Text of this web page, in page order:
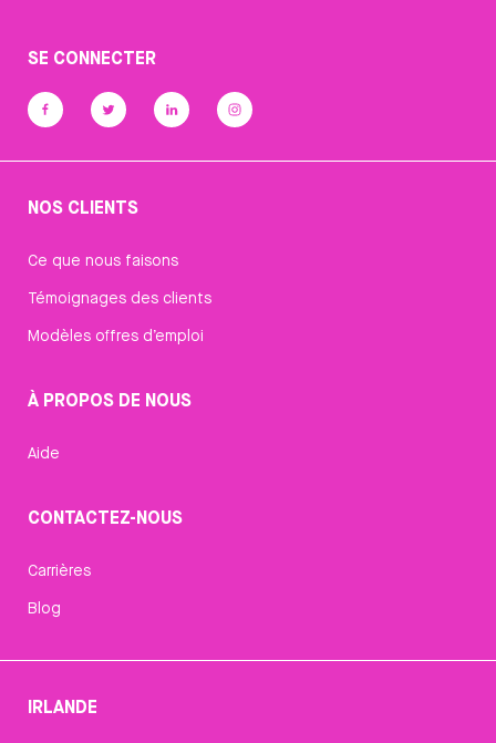
SE CONNECTER
NOS CLIENTS
Ce que nous faisons
Témoignages des clients
Modèles offres d’emploi
À PROPOS DE NOUS
Aide
CONTACTEZ-NOUS
Carrières
Blog
IRLANDE